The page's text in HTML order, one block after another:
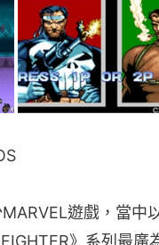
》系列最廣
《MARVEL
移植為PS1及
，除了「復仇者聯
之類CAPCOM人物
式、「時間寶石」